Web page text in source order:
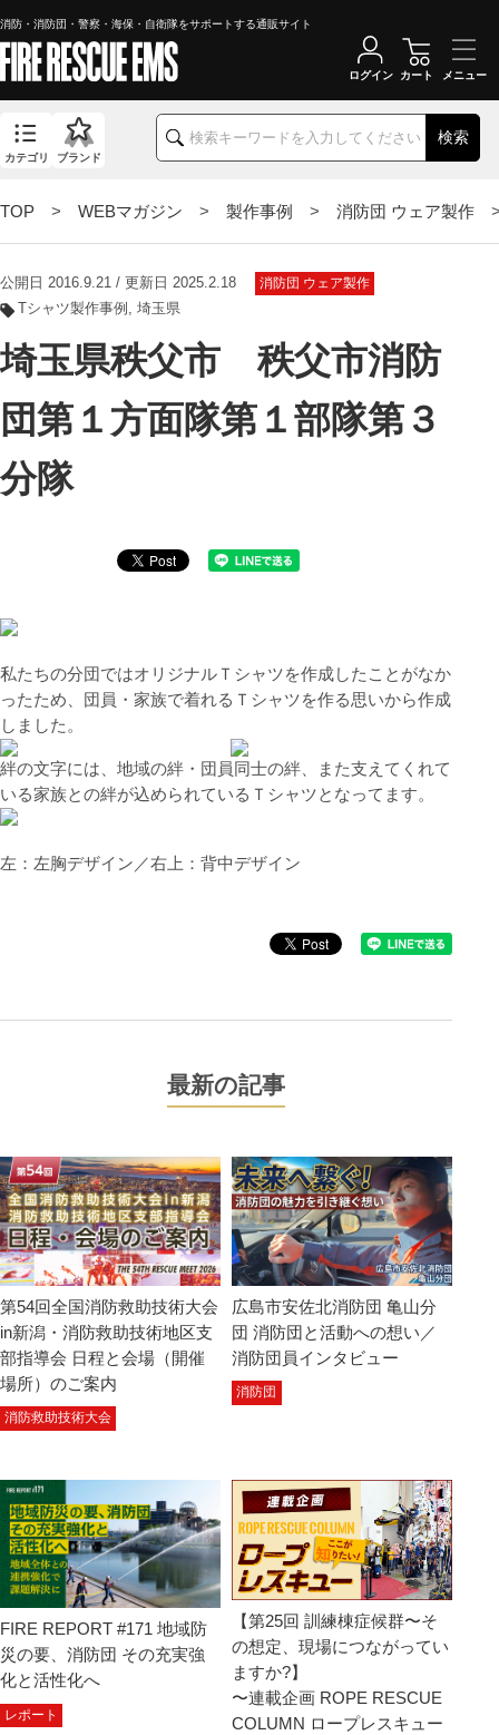
消防・消防団・警察・海保・自衛隊をサポートする通販サイト
検索
カテゴリ ブランド
ログイン カート
TOP > WEBマガジン > 製作事例 > 消防団 ウェア製作 >
公開日 2016.9.21 / 更新日 2025.2.18 消防団 ウェア製作
Tシャツ製作事例 埼玉県
埼玉県秩父市 秩父市消防
団第１方面隊第１部隊第３
分隊
私たちの分団ではオリジナルＴシャツを作成したことがなか
ったため、団員・家族で着れるＴシャツを作る思いから作成
しました。
絆の文字には、地域の絆・団員同士の絆、また支えてくれて
いる家族との絆が込められているＴシャツとなってます。
左：左胸デザイン／右上：背中デザイン
最新の記事
第54回全国消防救助技術大会
in新潟・消防救助技術地区支
部指導会 日程と会場（開催
場所）のご案内
消防救助技術大会
広島市安佐北消防団 亀山分
団 消防団と活動への想い／
消防団員インタビュー
消防団
FIRE REPORT #171 地域防
災の要、消防団 その充実強
化と活性化へ
レポート
【第25回 訓練棟症候群〜そ
の想定、現場につながってい
ますか?】
〜連載企画 ROPE RESCUE
COLUMN ロープレスキュー